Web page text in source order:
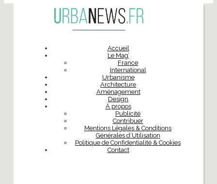
Accueil
Le Mag’
France
International
Urbanisme
Architecture
Aménagement
Design
À propos
Publicité
Contribuer
Mentions Légales & Conditions
Générales d’Utilisation
Politique de Confidentialité & Cookies
Contact